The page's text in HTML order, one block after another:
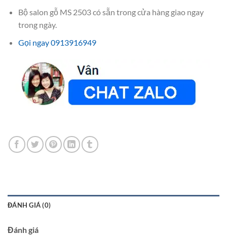
Bộ salon gỗ MS 2503 có sẵn trong cửa hàng giao ngay
trong ngày.
Gọi ngay 0913916949
ĐÁNH GIÁ (0)
Đánh giá